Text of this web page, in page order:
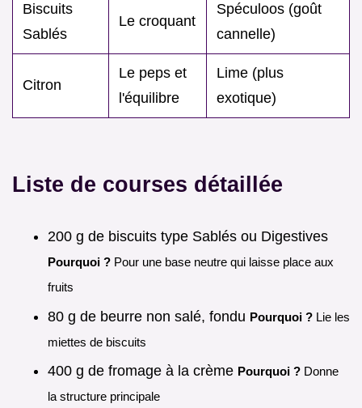
Biscuits
Sablés
Le croquant
Spéculoos (goût
cannelle)
Citron
Le peps et
l'équilibre
Lime (plus
exotique)
Liste de courses détaillée
200 g de biscuits type Sablés ou Digestives
Pourquoi ? Pour une base neutre qui laisse place aux
fruits
80 g de beurre non salé, fondu Pourquoi ? Lie les
miettes de biscuits
400 g de fromage à la crème Pourquoi ? Donne
la structure principale